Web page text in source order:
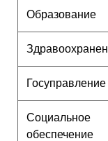
Образование
Госуправление
Социальное
обеспечение